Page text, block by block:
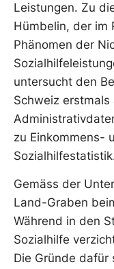
Leistungen. Zu
Hümbelin, der im
Phänomen der
untersucht den
Schweiz erstmals
zu Einkommens-
Gemäss der
Land-Graben
Während in den
Sozialhilfe
Die Gründe dafür